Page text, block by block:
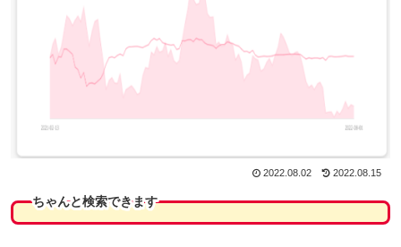
2022.08.02 2022.08.15
ちゃんと検索できます